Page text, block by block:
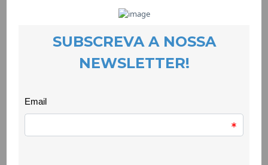
pessoasque integram o GEPE.
Maso apoio da CooLabora às pessoas que estão em situação
Após a finalização da acção de formação
serão atribuídos os prémios de arranque novalor de 5000
euros cada às futuras empresárias. Entretanto, apelando
àsolidariedade de género, a CooLabora convidou já várias